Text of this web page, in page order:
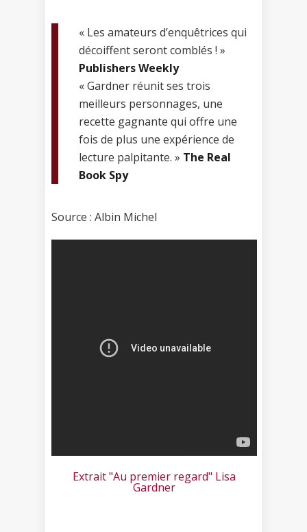
« Les amateurs d’enquêtrices qui
décoiffent seront comblés ! »
Publishers Weekly
« Gardner réunit ses trois
meilleurs personnages, une
recette gagnante qui offre une
fois de plus une expérience de
lecture palpitante. » The Real
Book Spy
Source : Albin Michel
Extrait "Au premier regard" Lisa
Gardner